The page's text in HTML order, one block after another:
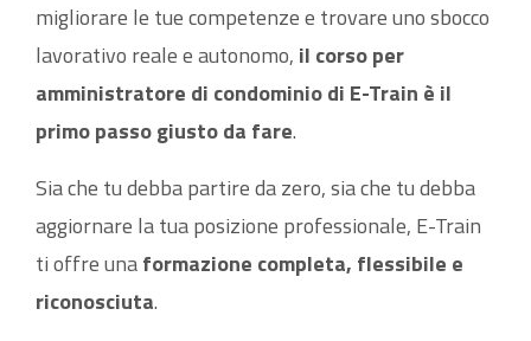
migliorare le tue competenze e trovare uno sbocco
lavorativo reale e autonomo, il corso per
amministratore di condominio di E-Train è il
primo passo giusto da fare.
Sia che tu debba partire da zero, sia che tu debba
aggiornare la tua posizione professionale, E-Train
ti offre unaformazione completa, flessibile e
riconosciuta.